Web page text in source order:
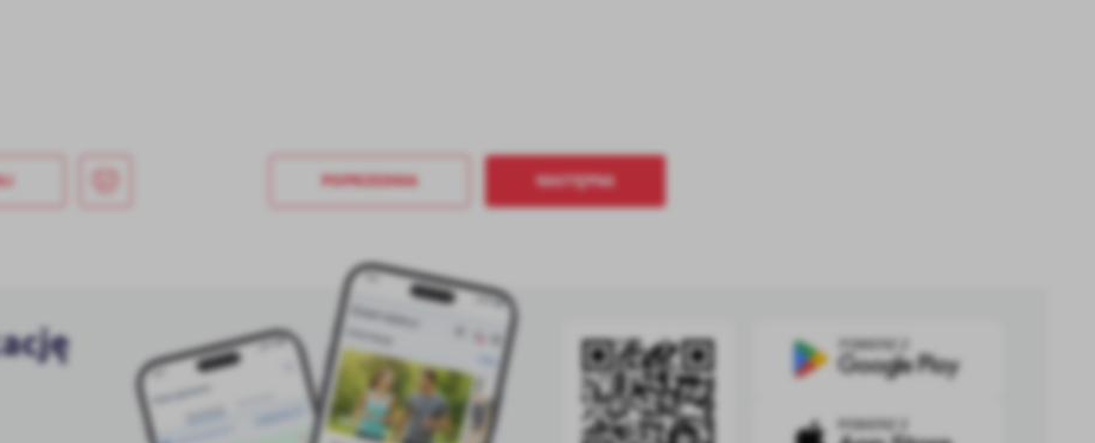
POPRZEDNIA NASTĘPNA